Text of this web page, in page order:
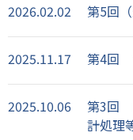
2026.02.02 第5回
2025.11.17 第4回
2025.10.06
第3回
計処理